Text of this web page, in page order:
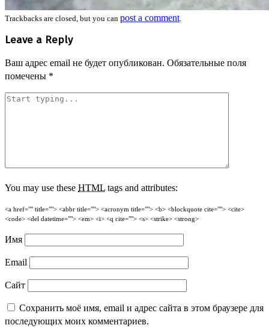
Trackbacks are closed, but you can post a comment.
Leave a Reply
Ваш адрес email не будет опубликован. Обязательные поля
помечены *
You may use these HTML tags and attributes:
<a href="" title=""> <abbr title=""> <acronym title=""> <b> <blockquote cite=""> <cite>
<code> <del datetime=""> <em> <i> <q cite=""> <s> <strike> <strong>
Имя
Email
Сайт
Сохранить моё имя, email и адрес сайта в этом браузере для
последующих моих комментариев.